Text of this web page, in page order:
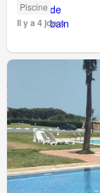
Piscine
Il y a 4 jours